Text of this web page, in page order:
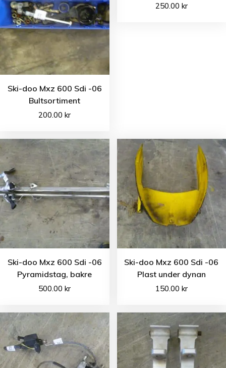
Ski-doo Mxz 600 Sdi -06
Bultsortiment
200.00kr
250.00 kr
Ski-doo Mxz 600 Sdi -06
Pyramidstag, bakre
500.00kr
Ski-doo Mxz 600 Sdi -06
Plast under dynan
150.00 kr